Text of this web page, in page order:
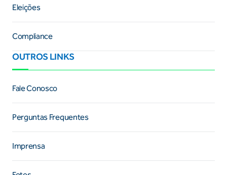
Eleições
Compliance
OUTROS LINKS
Fale Conosco
Perguntas Frequentes
Imprensa